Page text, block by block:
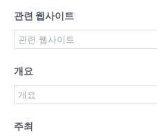
관련 웹사이트
개요
주최